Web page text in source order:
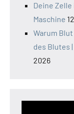
Deine Zelle
Maschine
Warum
des Blutes
2026